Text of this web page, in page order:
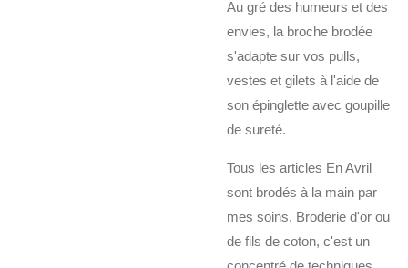
Au gré des humeurs et des
envies, la broche brodée
s'adapte sur vos pulls,
vestes et gilets à l'aide de
son épinglette avec goupille
de sureté.
Tous les articles En Avril
sont brodés à la main par
mes soins. Broderie d'or ou
de fils de coton, c'est un